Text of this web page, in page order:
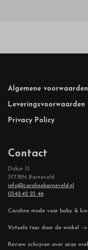
Footer
Algemene voorwaarden
Leveringsvoorwaarden
Privacy Policy
Contact
Dijkje 13
3771BN Barneveld
info@carolinebarneveld.nl
0342-42 23 46
Caroline mode voor baby &
Virtuele tour door de winkel --
Review schrijven over onze